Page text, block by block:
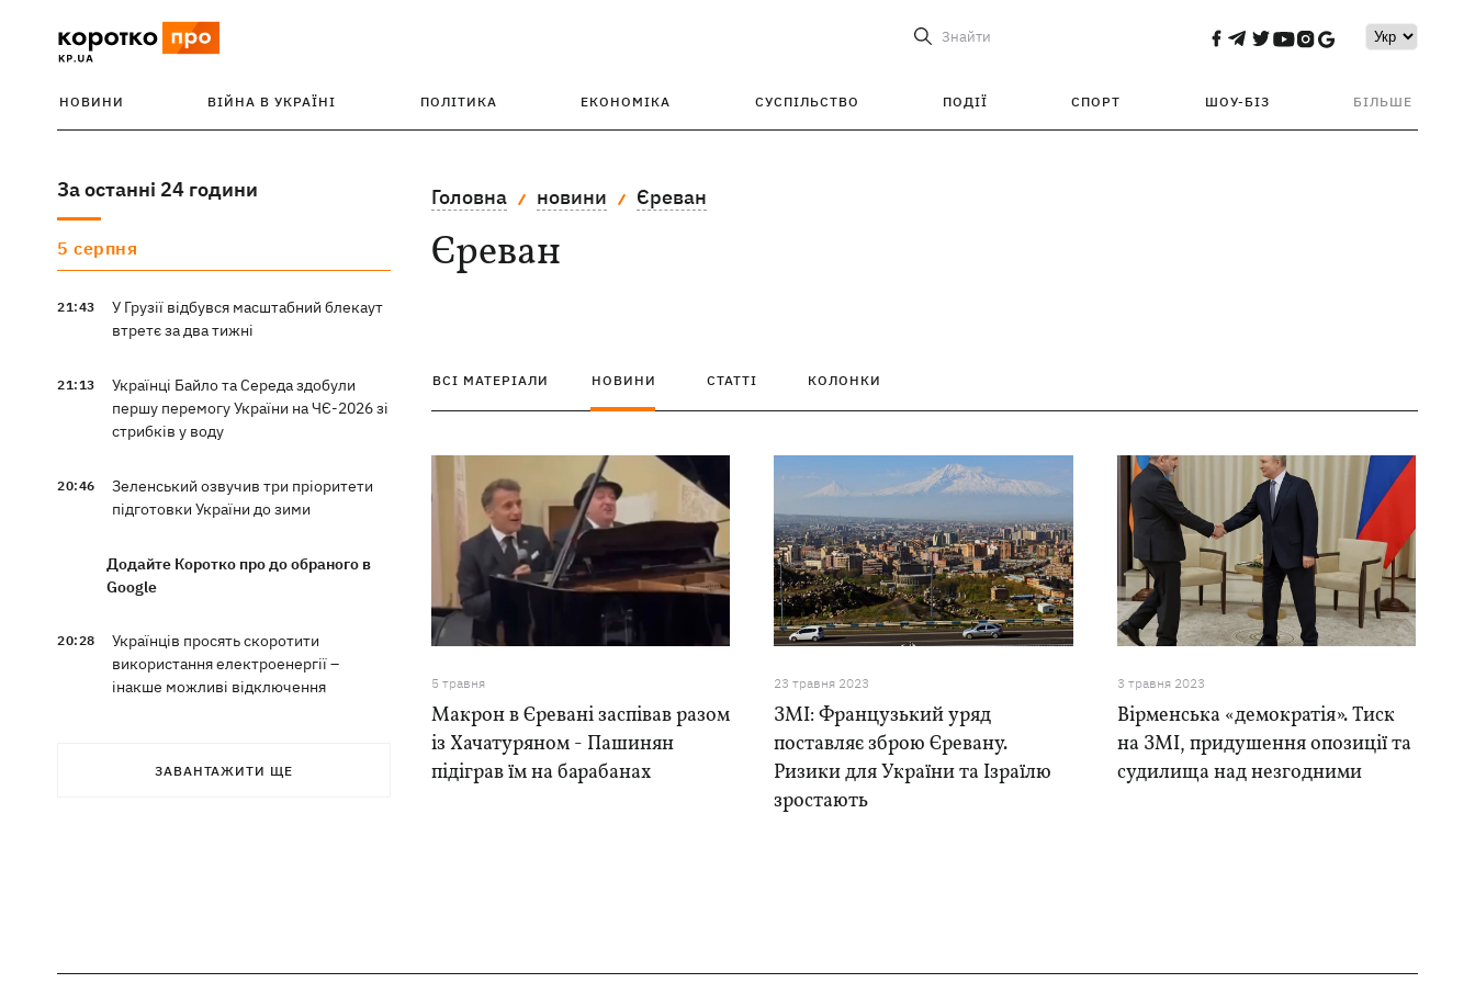
Знайти
НОВИНИ ВІЙНА В УКРАЇНІ ПОЛІТИКА ЕКОНОМІКА СУСПІЛЬСТВО ПОДІЇ СПОРТ ШОУ-БІЗ БІЛЬШЕ
За останні 24 години
5 серпня
21:43
У Грузії відбувся масштабний блекаут
втретє за два тижні
21:13
Українці Байло та Середа здобули
першу перемогу України на ЧЄ-2026 зі
стрибків у воду
20:46
Зеленський озвучив три пріоритети
підготовки України до зими
Додайте Коротко про до обраного в
Google
20:28
Українців просять скоротити
використання електроенергії –
інакше можливі відключення
блискавки просто на полі
18:53 Погода в Україні 6 серпня – спека
ЗАВАНТАЖИТИ ЩЕ
Головна новини Єреван
Єреван
ВСІ МАТЕРІАЛИ НОВИНИ СТАТТІ КОЛОНКИ
5 травня
Макрон в Єревані заспівав разом
із Хачатуряном - Пашинян
підіграв їм на барабанах
23 травня 2023
ЗМІ: Французький уряд
поставляє зброю Єревану.
Ризики для України та Ізраїлю
зростають
3 травня 2023
Вірменська «демократія». Тиск
на ЗМІ, придушення опозиції та
судилища над незгодними